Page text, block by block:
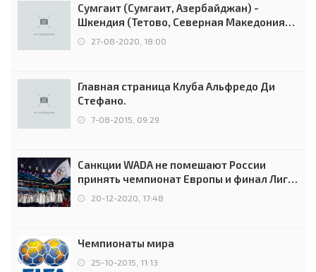
Сумгаит (Сумгаит, Азербайджан) -
Шкендия (Тетово, Северная Македония) -
0:2 (0:0)
27-08-2020, 18:00
Главная страница Клуба Альфредо Ди
Стефано.
7-08-2015, 09:29
Санкции WADA не помешают России
принять чемпионат Европы и финал Лиги
чемпионов.
20-12-2020, 17:48
Чемпионаты мира
25-10-2015, 11:13